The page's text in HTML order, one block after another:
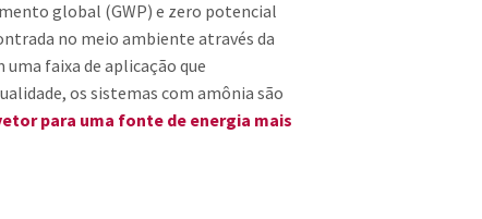
global (GWP) e zero potencial
no meio ambiente através da
faixa de aplicação que
os sistemas com amônia são
para uma fonte de energia mais